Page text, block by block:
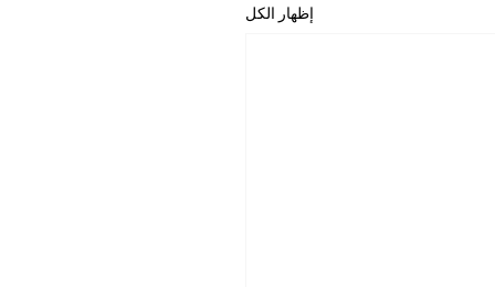
إظهار الكل